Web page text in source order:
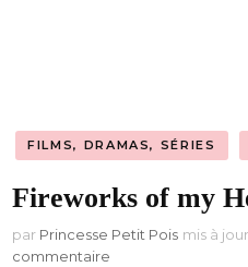
FILMS, DRAMAS, SÉRIES
Fireworks of my
par Princesse Petit Pois mis à
commentaire